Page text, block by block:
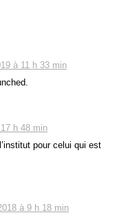
à 11 h 33 min
h 48 min
pour celui qui est
à 9 h 18 min